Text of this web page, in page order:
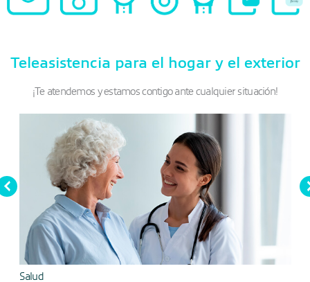
Teleasistencia para el hogar y el exterior
¡Te atendemos y estamos contigo ante cualquier situación!
Salud